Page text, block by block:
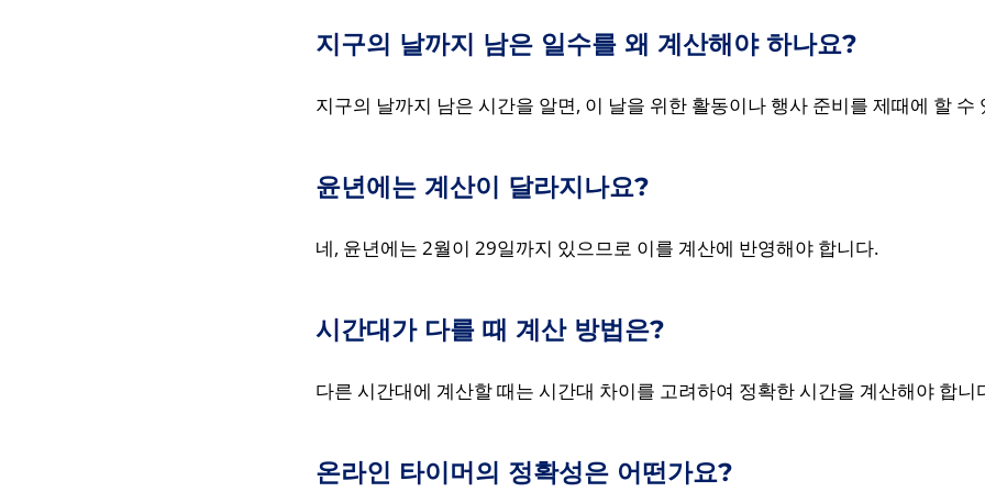
지구의 날까지 남은 일수를 왜 계산해야 하나요?
지구의 날까지 남은 시간을 알면, 이 날을 위한 활동이나 행사 준비를 제때에 할 수
윤년에는 계산이 달라지나요?
네, 윤년에는 2월이 29일까지 있으므로 이를 계산에 반영해야 합니다.
시간대가 다를 때 계산 방법은?
다른 시간대에 계산할 때는 시간대 차이를 고려하여 정확한 시간을 계산해야 합니
온라인 타이머의 정확성은 어떤가요?